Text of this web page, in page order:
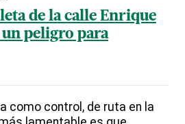
de la calle Enrique
peligro para
como control, de ruta en la